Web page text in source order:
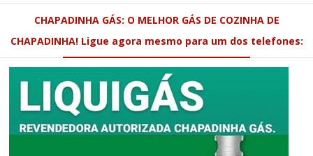
CHAPADINHA GÁS: O MELHOR GÁS DE COZINHA DE
CHAPADINHA! Ligue agora mesmo para um dos telefones: